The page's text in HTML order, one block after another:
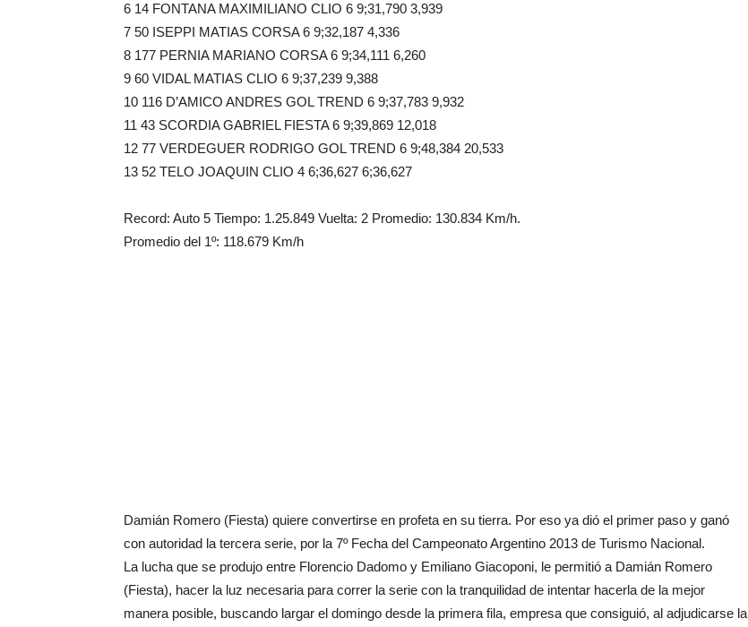
6 14 FONTANA MAXIMILIANO CLIO 6 9;31,790 3,939
7 50 ISEPPI MATIAS CORSA 6 9;32,187 4,336
8 177 PERNIA MARIANO CORSA 6 9;34,111 6,260
9 60 VIDAL MATIAS CLIO 6 9;37,239 9,388
10 116 D’AMICO ANDRES GOL TREND 6 9;37,783 9,932
11 43 SCORDIA GABRIEL FIESTA 6 9;39,869 12,018
12 77 VERDEGUER RODRIGO GOL TREND 6 9;48,384 20,533
13 52 TELO JOAQUIN CLIO 4 6;36,627 6;36,627
Record: Auto 5 Tiempo: 1.25.849 Vuelta: 2 Promedio: 130.834 Km/h.
Promedio del 1º: 118.679 Km/h
Damián Romero (Fiesta) quiere convertirse en profeta en su tierra. Por eso ya dió el primer paso y ganó
con autoridad la tercera serie, por la 7º Fecha del Campeonato Argentino 2013 de Turismo Nacional.
La lucha que se produjo entre Florencio Dadomo y Emiliano Giacoponi, le permitió a Damián Romero
(Fiesta), hacer la luz necesaria para correr la serie con la tranquilidad de intentar hacerla de la mejor
manera posible, buscando largar el domingo desde la primera fila, empresa que consiguió, al adjudicarse la